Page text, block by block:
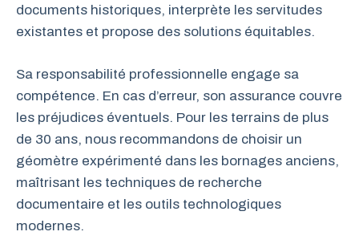
documents historiques, interprète les servitudes
existantes et propose des solutions équitables.
Sa responsabilité professionnelle engage sa
compétence. En cas d’erreur, son assurance couvre
les préjudices éventuels. Pour les terrains de plus
de 30 ans, nous recommandons de choisir un
géomètre expérimenté dans les bornages anciens,
maîtrisant les techniques de recherche
documentaire et les outils technologiques
modernes.